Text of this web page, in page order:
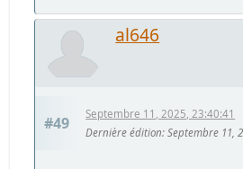
al646
#49
Septembre 11, 2025, 23:40:41
Dernière édition: Septembre 11,